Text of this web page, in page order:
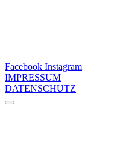
Facebook Instagram
IMPRESSUM
DATENSCHUTZ